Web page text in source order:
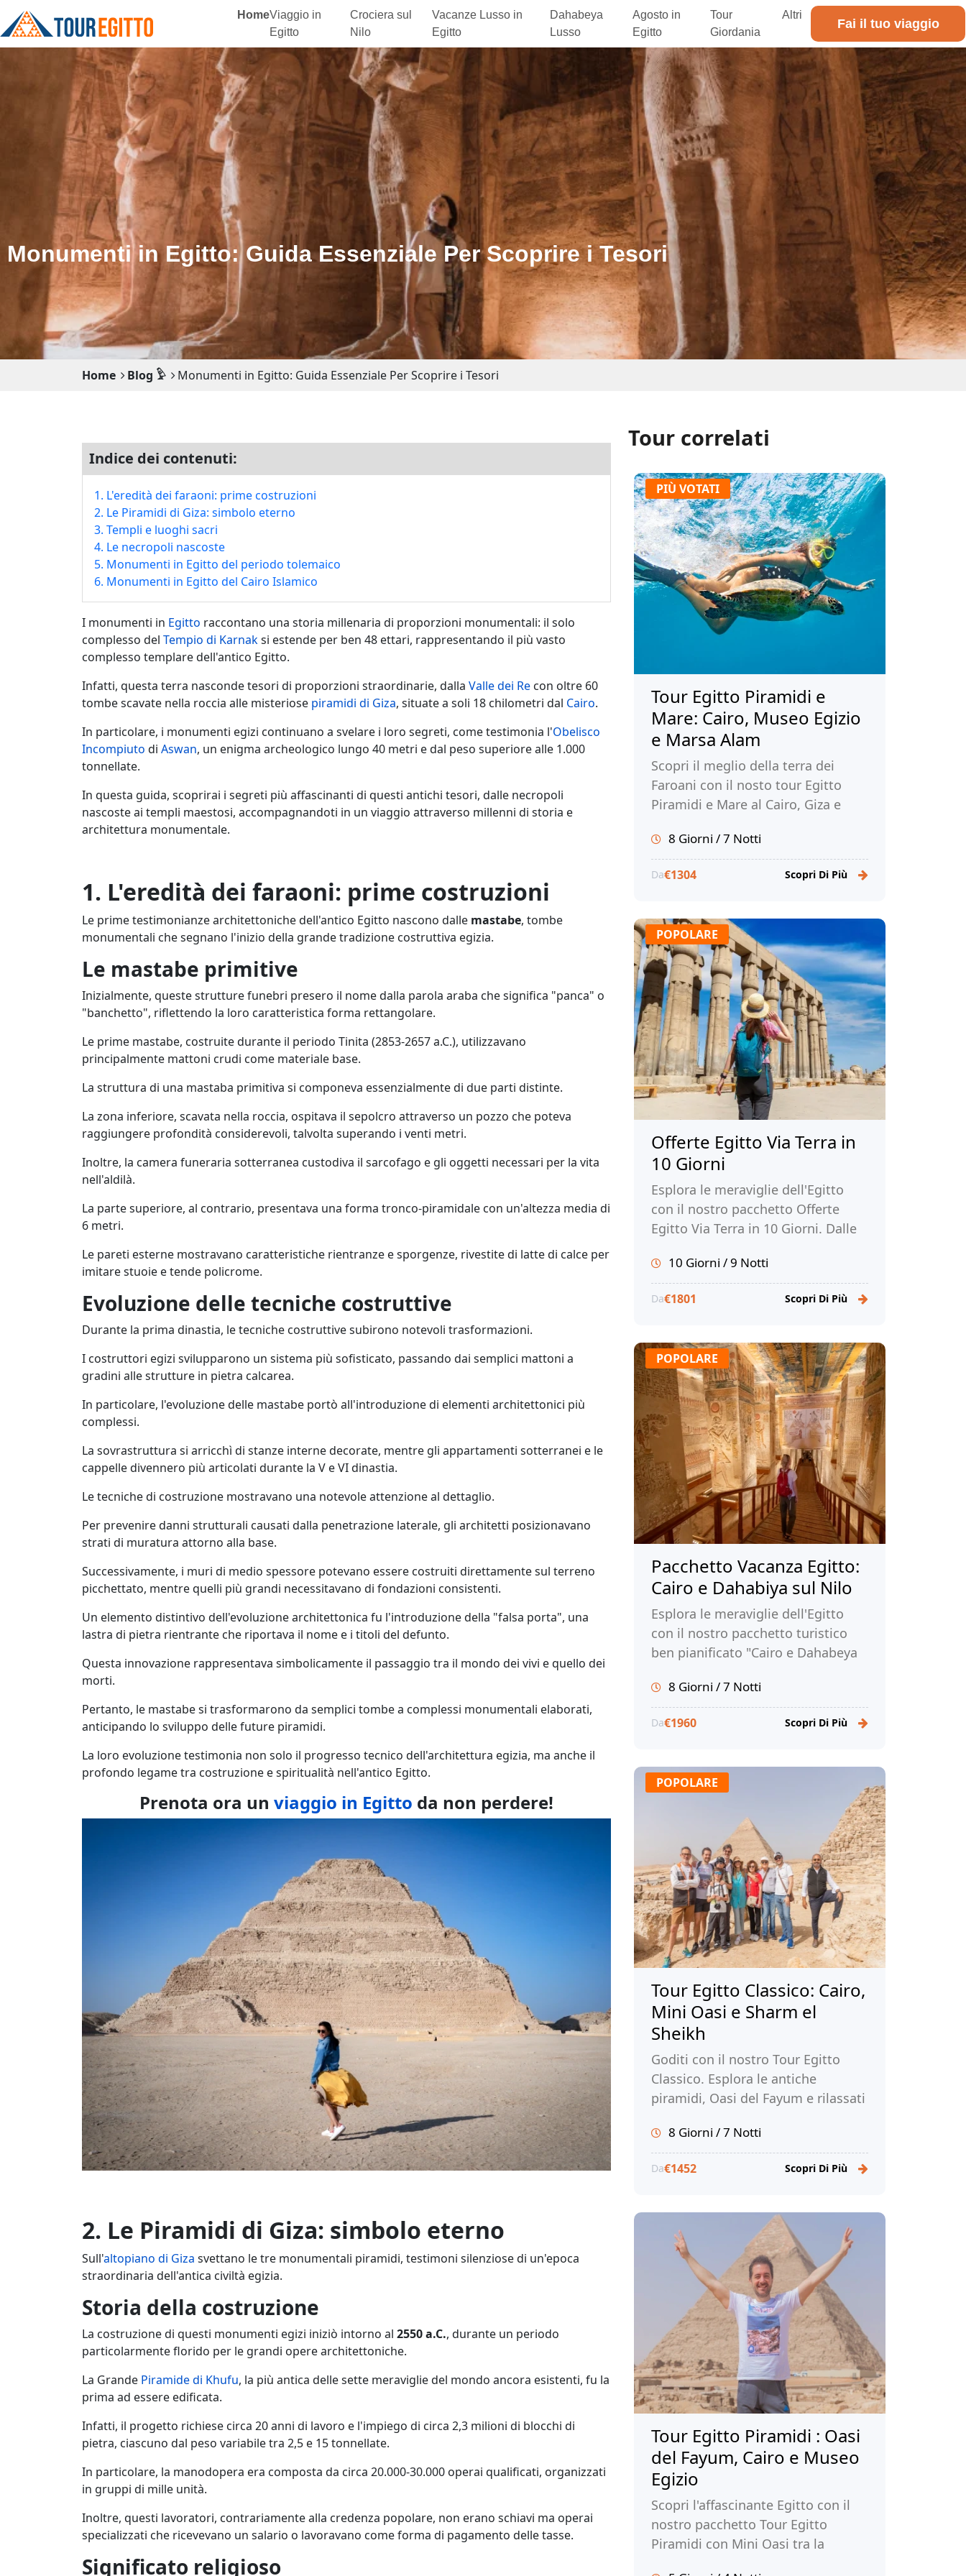
HomeViaggio in
Egitto
Crociera sul
Nilo
Vacanze Lusso in
Egitto
Dahabeya
Lusso
Agosto in
Egitto
Tour
Giordania
Altri
Fai il tuo viaggio
Monumenti in Egitto: Guida Essenziale Per Scoprire i Tesori
Home Blog 𓅱 Monumenti in Egitto: Guida Essenziale Per Scoprire i Tesori
Indice dei contenuti:
1. L'eredità dei faraoni: prime costruzioni
2. Le Piramidi di Giza: simbolo eterno
3. Templi e luoghi sacri
4. Le necropoli nascoste
5. Monumenti in Egitto del periodo tolemaico
6. Monumenti in Egitto del Cairo Islamico
I monumenti in Egitto raccontano una storia millenaria di proporzioni monumentali: il solo
complesso del Tempio di Karnaksi estende per ben 48 ettari, rappresentando il più vasto
complesso templare dell'antico Egitto.
Infatti, questa terra nasconde tesori di proporzioni straordinarie, dalla Valle dei Re con oltre 60
tombe scavate nella roccia alle misteriose piramidi di Giza, situate a soli 18 chilometri dal Cairo.
In particolare, i monumenti egizi continuano a svelare i loro segreti, come testimonia l'Obelisco
Incompiuto di Aswan, un enigma archeologico lungo 40 metri e dal peso superiore alle 1.000
tonnellate.
In questa guida, scoprirai i segreti più affascinanti di questi antichi tesori, dalle necropoli
nascoste ai templi maestosi, accompagnandoti in un viaggio attraverso millenni di storia e
architettura monumentale.
1. L'eredità dei faraoni: prime costruzioni
Le prime testimonianze architettoniche dell'antico Egitto nascono dalle mastabe, tombe
monumentali che segnano l'inizio della grande tradizione costruttiva egizia.
Le mastabe primitive
Inizialmente, queste strutture funebri presero il nome dalla parola araba che significa "panca" o
"banchetto", riflettendo la loro caratteristica forma rettangolare.
Le prime mastabe, costruite durante il periodo Tinita (2853-2657 a.C.), utilizzavano
principalmente mattoni crudi come materiale base.
La struttura di una mastaba primitiva si componeva essenzialmente di due parti distinte.
La zona inferiore, scavata nella roccia, ospitava il sepolcro attraverso un pozzo che poteva
raggiungere profondità considerevoli, talvolta superando i venti metri.
Inoltre, la camera funeraria sotterranea custodiva il sarcofago e gli oggetti necessari per la vita
nell'aldilà.
La parte superiore, al contrario, presentava una forma tronco-piramidale con un'altezza media di
6 metri.
Le pareti esterne mostravano caratteristiche rientranze e sporgenze, rivestite di latte di calce per
imitare stuoie e tende policrome.
Evoluzione delle tecniche costruttive
Durante la prima dinastia, le tecniche costruttive subirono notevoli trasformazioni.
I costruttori egizi svilupparono un sistema più sofisticato, passando dai semplici mattoni a
gradini alle strutture in pietra calcarea.
In particolare, l'evoluzione delle mastabe portò all'introduzione di elementi architettonici più
complessi.
La sovrastruttura si arricchì di stanze interne decorate, mentre gli appartamenti sotterranei e le
cappelle divennero più articolati durante la V e VI dinastia.
Le tecniche di costruzione mostravano una notevole attenzione al dettaglio.
Per prevenire danni strutturali causati dalla penetrazione laterale, gli architetti posizionavano
strati di muratura attorno alla base.
Successivamente, i muri di medio spessore potevano essere costruiti direttamente sul terreno
picchettato, mentre quelli più grandi necessitavano di fondazioni consistenti.
Un elemento distintivo dell'evoluzione architettonica fu l'introduzione della "falsa porta", una
lastra di pietra rientrante che riportava il nome e i titoli del defunto.
Questa innovazione rappresentava simbolicamente il passaggio tra il mondo dei vivi e quello dei
morti.
Pertanto, le mastabe si trasformarono da semplici tombe a complessi monumentali elaborati,
anticipando lo sviluppo delle future piramidi.
La loro evoluzione testimonia non solo il progresso tecnico dell'architettura egizia, ma anche il
profondo legame tra costruzione e spiritualità nell'antico Egitto.
Prenota ora un viaggio in Egitto da non perdere!
2. Le Piramidi di Giza: simbolo eterno
Sull'altopiano di Giza svettano le tre monumentali piramidi, testimoni silenziose di un'epoca
straordinaria dell'antica civiltà egizia.
Storia della costruzione
La costruzione di questi monumenti egizi iniziò intorno al 2550 a.C., durante un periodo
particolarmente florido per le grandi opere architettoniche.
La Grande Piramide di Khufu, la più antica delle sette meraviglie del mondo ancora esistenti, fu la
prima ad essere edificata.
Infatti, il progetto richiese circa 20 anni di lavoro e l'impiego di circa 2,3 milioni di blocchi di
pietra, ciascuno dal peso variabile tra 2,5 e 15 tonnellate.
In particolare, la manodopera era composta da circa 20.000-30.000 operai qualificati, organizzati
in gruppi di mille unità.
Inoltre, questi lavoratori, contrariamente alla credenza popolare, non erano schiavi ma operai
specializzati che ricevevano un salario o lavoravano come forma di pagamento delle tasse.
Significato religioso
Tour correlati
PIÙ VOTATI
Tour Egitto Piramidi e
Mare: Cairo, Museo Egizio
e Marsa Alam
Scopri il meglio della terra dei
Faroani con il nosto tour Egitto
Piramidi e Mare al Cairo, Giza e
noi!8 Giorni / 7 Notti
Da€1304 Scopri Di Più
POPOLARE
Offerte Egitto Via Terra in
10 Giorni
Esplora le meraviglie dell'Egitto
con il nostro pacchetto Offerte
Egitto Via Terra in 10 Giorni. Dalle
Philae, scopri la ricca storia e la
bellezza dell'Egitto. Prenota la tua
avventura con Tour Egitto!
10 Giorni / 9 Notti
Da€1801 Scopri Di Più
POPOLARE
Pacchetto Vacanza Egitto:
Cairo e Dahabiya sul Nilo
Esplora le meraviglie dell'Egitto
con il nostro pacchetto turistico
ben pianificato "Cairo e Dahabeya
il Museo Egizio, Luxor, Assuan e
molto altro. Prenota ora!
8 Giorni / 7 Notti
Da€1960 Scopri Di Più
POPOLARE
Tour Egitto Classico: Cairo,
Mini Oasi e Sharm el
Sheikh
Goditi con il nostro Tour Egitto
Classico. Esplora le antiche
piramidi, Oasi del Fayum e rilassati
Prenota subito il tuo tour!
8 Giorni / 7 Notti
Da€1452 Scopri Di Più
Tour Egitto Piramidi : Oasi
del Fayum, Cairo e Museo
Egizio
Scopri l'affascinante Egitto con il
nostro pacchetto Tour Egitto
Piramidi con Mini Oasi tra la